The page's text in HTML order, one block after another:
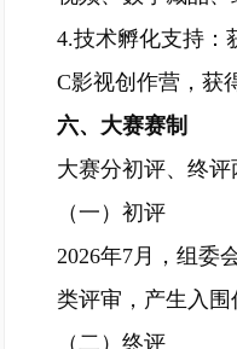
4.技术孵化支持：
C影视创作营，获
六、大赛赛制
大赛分初评、终评
（一）初评
2026年7月，组委
类评审，产生入围
（二）终评